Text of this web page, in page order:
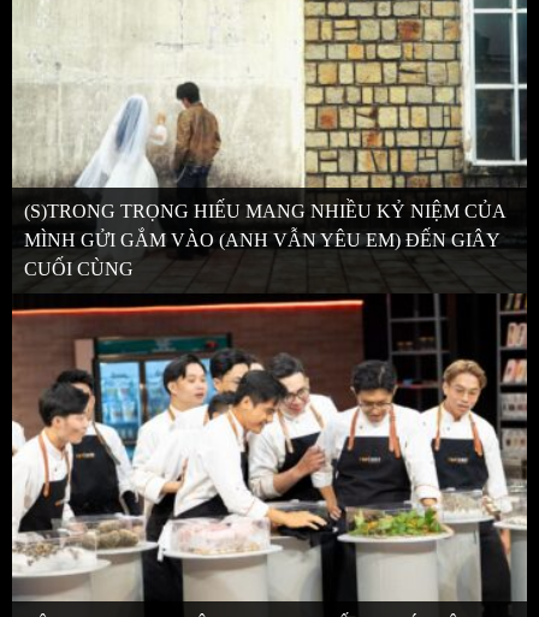
(S)TRONG TRỌNG HIẾU MANG NHIỀU KỶ NIỆM CỦA
MÌNH GỬI GẮM VÀO (ANH VẪN YÊU EM) ĐẾN GIÂY
CUỐI CÙNG